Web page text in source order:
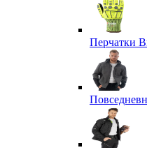
Перчатки